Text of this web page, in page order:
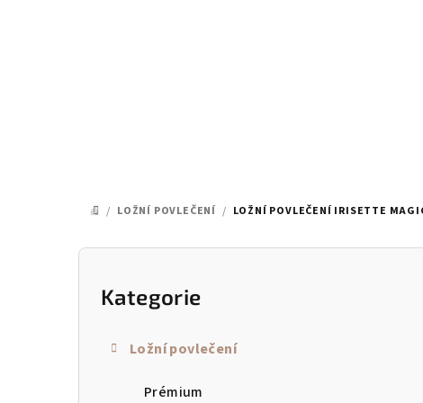
DOMŮ
/ LOŽNÍ POVLEČENÍ / LOŽNÍ POVLEČENÍ IRISETTE
P
Přeskočit
kategorie
Kategorie
Ložní povlečení
Prémium